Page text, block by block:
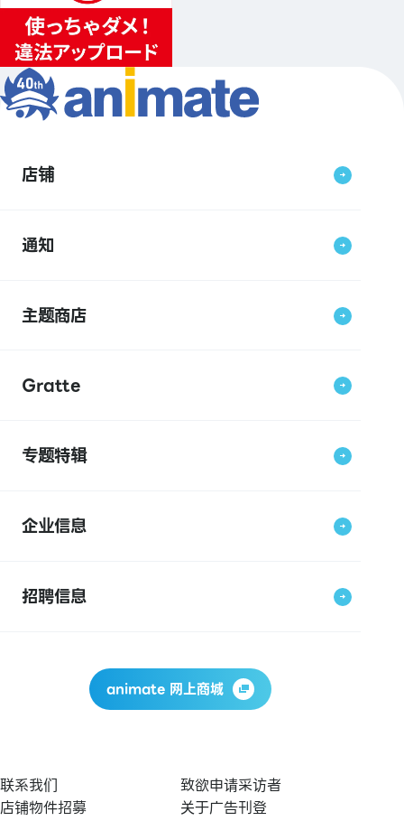
店铺
通知
主题商店
Gratte
专题特辑
企业信息
招聘信息
animate 网上商城
联系我们
致欲申请采访者
店铺物件招募
关于广告刊登